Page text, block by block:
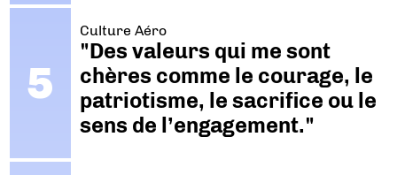
Culture Aéro
"Des valeurs qui me sont
chères comme le courage, le
patriotisme, le sacrifice ou le
sens de l’engagement."